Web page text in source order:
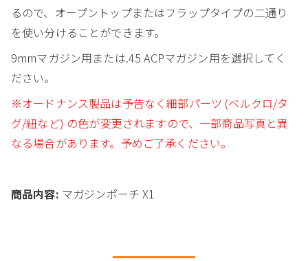
るので、オープントップまたはフラップタイプの二通り
を使い分けることができます。
9mmマガジン用または.45 ACPマガジン用を選択してく
ださい。
※オードナンス製品は予告なく細部パーツ (ベルクロ/タ
グ/紐など) の色が変更されますので、一部商品写真と異
なる場合があります。予めご了承ください。
商品内容: マガジンポーチ X1